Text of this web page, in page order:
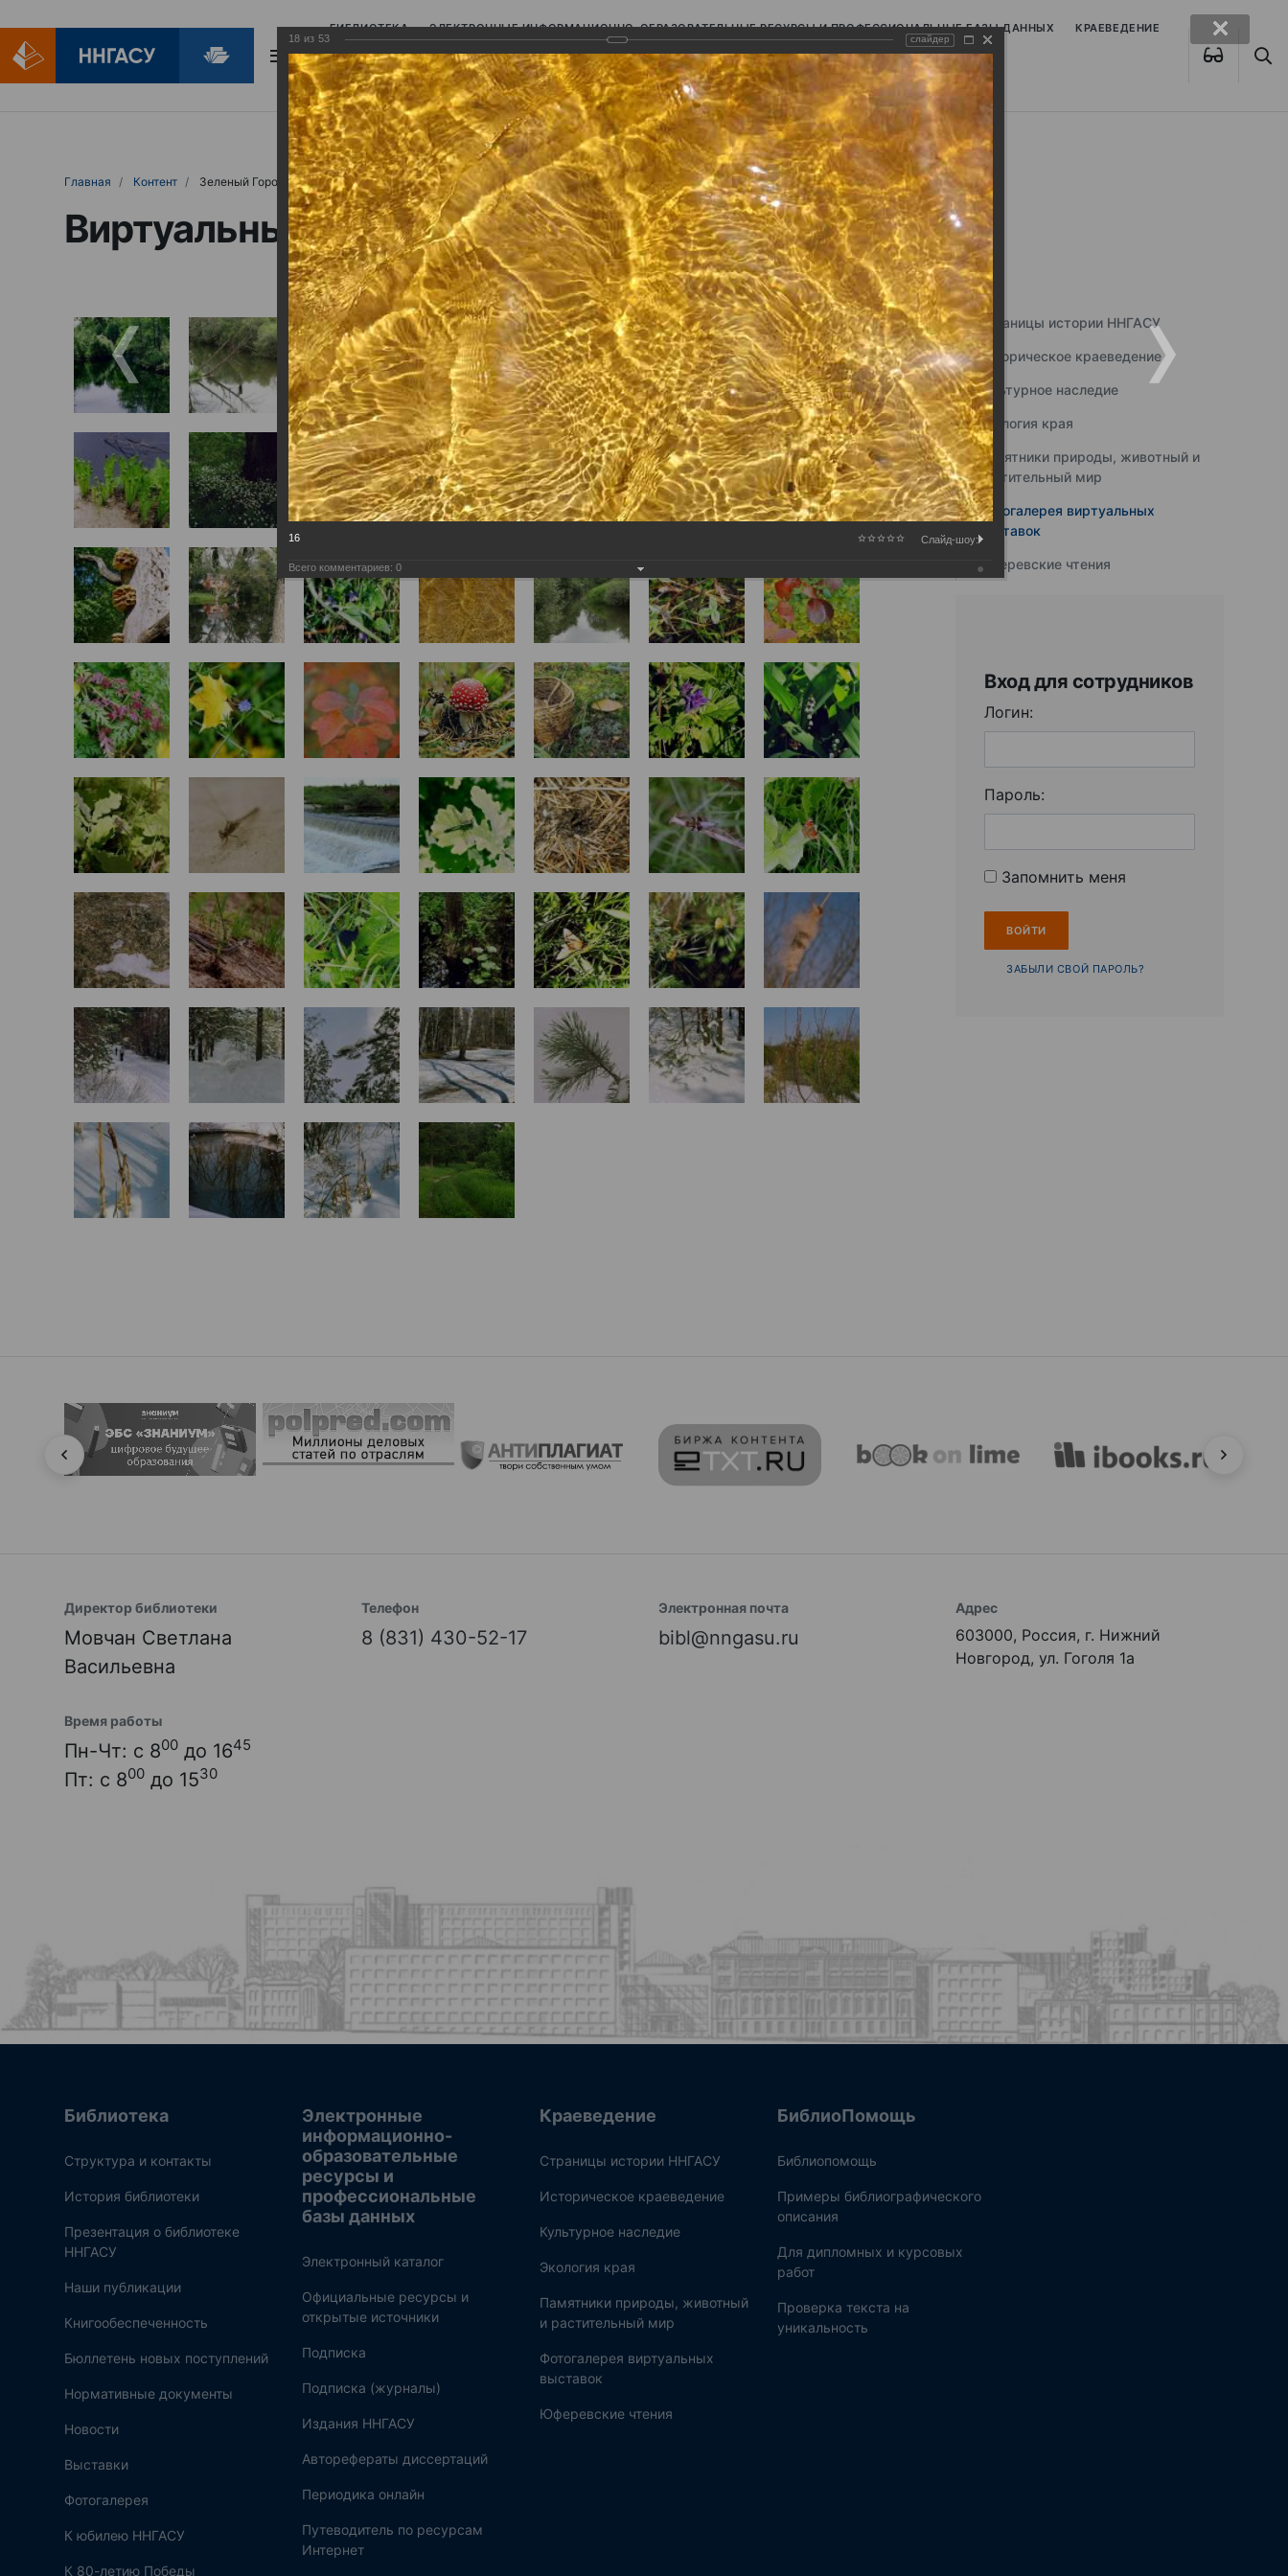
БИБЛИОТЕКА ЭЛЕКТРОННЫЕ ИНФОРМАЦИОННО-ОБРАЗОВАТЕЛЬНЫЕ РЕСУРСЫ И ПРОФЕССИОНАЛЬНЫЕ БАЗЫ ДАННЫХ КРАЕВЕДЕНИЕ
БИБЛИОПОМОЩЬ
Главная Контент Зеленый Город
Виртуальные выставки (фотоальбомы)
Страницы истории ННГАСУ
Историческое краеведение
Культурное наследие
Экология края
Памятники природы, животный и
растительный мир
Фотогалерея виртуальных
выставок
Юферевские чтения
Вход для сотрудников
Логин:
Пароль:
Запомнить меня
ЗАБЫЛИ СВОЙ ПАРОЛЬ?
Директор библиотеки
Мовчан Светлана
Васильевна
Телефон
8 (831) 430-52-17
Электронная почта
bibl@nngasu.ru
Адрес
603000, Россия, г. Нижний
Новгород, ул. Гоголя 1а
Время работы
Пн-Чт: с 800 до 1645
Пт: с 800 до 1530
Библиотека
Структура и контакты
История библиотеки
Презентация о библиотеке
ННГАСУ
Наши публикации
Книгообеспеченность
Бюллетень новых поступлений
Нормативные документы
Новости
Выставки
Фотогалерея
К юбилею ННГАСУ
К 80-летию Победы
Электронные
информационно-
образовательные
ресурсы и
профессиональные
базы данных
Электронный каталог
Официальные ресурсы и
открытые источники
Подписка
Подписка (журналы)
Издания ННГАСУ
Авторефераты диссертаций
Периодика онлайн
Путеводитель по ресурсам
Интернет
Краеведение
Страницы истории ННГАСУ
Историческое краеведение
Культурное наследие
Экология края
Памятники природы, животный
и растительный мир
Фотогалерея виртуальных
выставок
Юферевские чтения
БиблиоПомощь
Библиопомощь
Примеры библиографического
описания
Для дипломных и курсовых
работ
Проверка текста на
уникальность
18 из 53 слайдер
16 Слайд-шоу:
Всего комментариев: 0